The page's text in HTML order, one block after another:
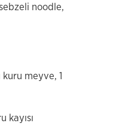
noodle,
kuru meyve, 1
kayısı